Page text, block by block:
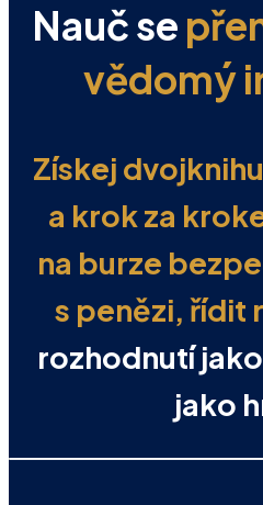
Nauč se
vědomý
Získej
a krok za
na burze
s penězi, řídit
rozhodnutí
jako